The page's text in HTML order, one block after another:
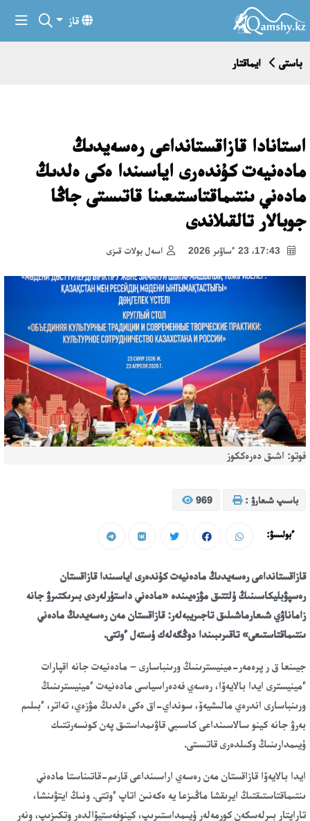
قاز
باستى ايماقتار
استانادا قازاقستانداعى رەسەيدىڭ
مادەنيەت كۇندەرى اياسىندا ەكى ەلدىڭ
مادەني ىنتىماقتاستىعىنا قاتىستى جاڭا
جوبالار تالقىلاندى
اسەل بولات قىزى
فوتو: اشىق دەرەككوز
باسىپ شىعارۋ : 969
ءبولىسۋ:
قازاقستانداعى رەسەيدىڭ مادەنيەت كۇندەرى اياسىندا قازاقستان
رەسپۋبليكاسىنىڭ ۇلتتىق مۋزەيىندە «مادەني داستۇرلەردى بىرىكتىرۋ جانە
زاماناۋي شىعارماشىلىق تاجىريبەلەر: قازاقستان مەن رەسەيدىڭ مادەني
ىنتىماقتاستىعى» تاقىرىبىندا دوڭگەلەك ۇستەل ءوتتى.
جيىنعا ق ر پرەمەر-مينيسترىنىڭ ورىنباسارى – مادەنيەت جانە اقپارات
ءمينيسترى ايدا بالايەۆا، رەسەي فەدەراسياسى مادەنيەت ءمينيسترىنىڭ
ورىنباسارى اندرەي مالىشيەۆ، سونداي-اق ەكى ەلدىڭ مۋزەي، تەاتر، ءبىلىم
بەرۋ جانە كينو سالاسىنداعى كاسىبي قاۋىمداستىق پەن كونسەرتتىك
ۇيىمدارىنىڭ وكىلدەرى قاتىستى.
ايدا بالايەۆا قازاقستان مەن رەسەي اراسىنداعى قارىم-قاتىناستا مادەني
ىنتىماقتاستىقتىڭ ايرىقشا ماڭىزعا يە ەكەنىن اتاپ ءوتتى. ونىڭ ايتۋىنشا،
تاراپتار بىرلەسكەن كورمەلەر ۇيىمداستىرىپ، كينوفەستيۆالدەر وتكىزىپ، ونەر